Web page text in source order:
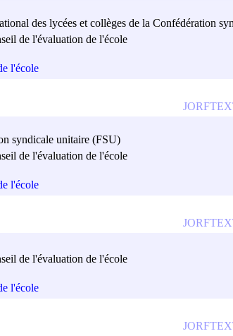
des lycées et collèges de la Confédération
de l'évaluation de l'école
l'école
syndicale unitaire (FSU)
de l'évaluation de l'école
l'école
de l'évaluation de l'école
l'école